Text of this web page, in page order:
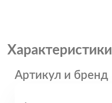
Характеристики
Артикул и бренд